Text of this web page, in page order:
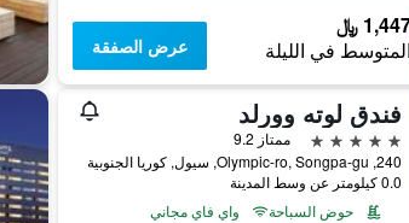
﷼
المتوسط في الليلة عرض الصفقة
فندق لوته وورلد
5 نجوم
ممتاز 9.2
240, Olympic-ro, Songpa-gu, سيول, كوريا الجنوبية
0.0 كيلومتر عن وسط المدينة
حوض السباحة
واي فاي مجاني